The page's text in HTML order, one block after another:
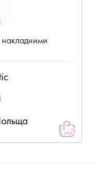
накладними